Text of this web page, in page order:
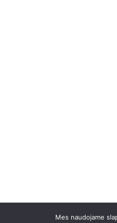
Mes naudojame